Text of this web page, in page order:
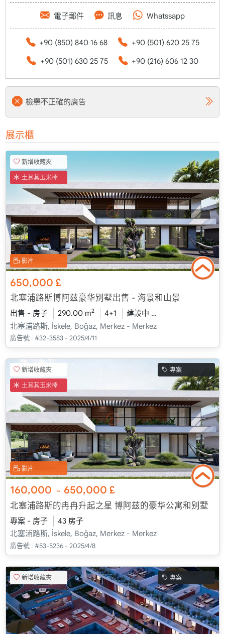
電子郵件 訊息 Whatssapp
+90 (850) 840 16 68 +90 (501) 620 25 75
+90 (501) 630 25 75 +90 (216) 606 12 30
檢舉不正確的廣告
展示櫃
新增收藏夾
土耳其玉米棒
影片
650,000 £
北塞浦路斯博阿兹豪华别墅出售 - 海景和山景
出售 - 房子 290.00 m2 4+1 建設中
北塞浦路斯, İskele, Boğaz, Merkez - Merkez
廣告號 : #32-3583 - 2025/4/11
新增收藏夾
土耳其玉米棒
專案
影片
160,000 ~ 650,000£
北塞浦路斯的冉冉升起之星 博阿兹的豪华公寓和别墅
專案 - 房子
43 房子
北塞浦路斯, İskele, Boğaz, Merkez - Merkez
廣告號 : #53-5236 - 2025/4/8
新增收藏夾 專案